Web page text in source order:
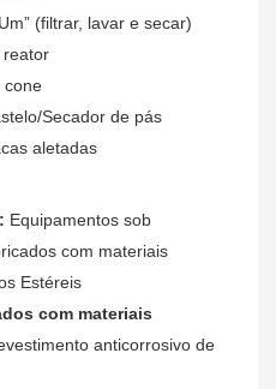
(filtrar, lavar e secar)
reator
cone
Secador de pás
aletadas
Equipamentos sob
com materiais
Estéreis
com materiais
anticorrosivo de